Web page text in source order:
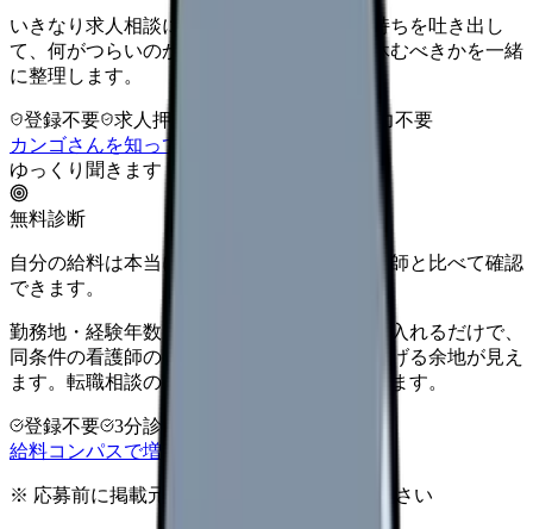
いきなり求人相談には進みません。今の気持ちを吐き出し
て、何がつらいのか、辞めるべきか、少し休むべきかを一緒
に整理します。
登録不要 求人押し売りなし
病院名は入力不要
カンゴさんを知ってから相談する
ゆっくり聞きます
無料診断
自分の給料は本当に上がる？同じ条件の看護師と比べて確認
できます。
勤務地・経験年数・施設タイプ・夜勤回数を入れるだけで、
同条件の看護師の中での現在地と、年収を上げる余地が見え
ます。転職相談の前に、まず数字で整理できます。
登録不要 3分診断
給料コンパスで増額余地を確認する
※ 応募前に掲載元の最新情報を確認してください